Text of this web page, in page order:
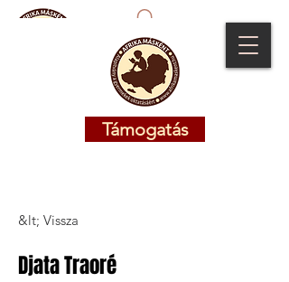
Támogatás
Támogatás
&lt; Vissza
Djata Traoré